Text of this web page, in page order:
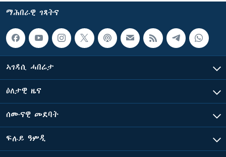
ማሕበራዊ ገጻትና
ኣገዳሲ ሓበሬታ
ዕለታዊ ዜና
ሰሙናዊ መደባት
ፍሉይ ዓምዲ